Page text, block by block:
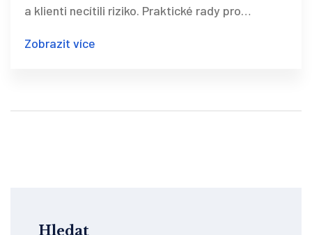
a klienti necítili riziko. Praktické rady pro
Zobrazit více
Hledat